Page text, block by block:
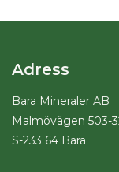
Adress
Bara Mineraler AB
Malmövägen 503-
S-233 64 Bara